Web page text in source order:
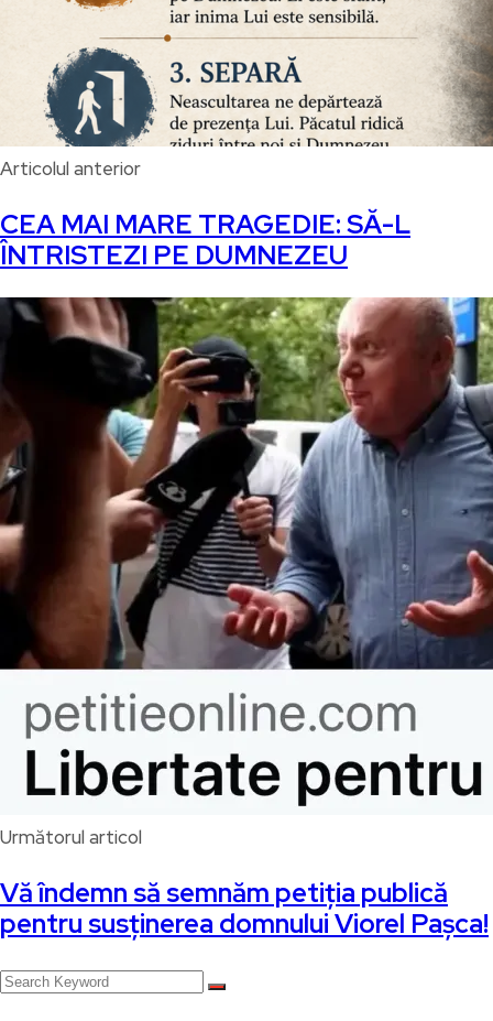
Articolul anterior
CEA MAI MARE TRAGEDIE: SĂ-L
ÎNTRISTEZI PE DUMNEZEU
Următorul articol
Vă îndemn să semnăm petiția publică
pentru susținerea domnului Viorel Pașca!